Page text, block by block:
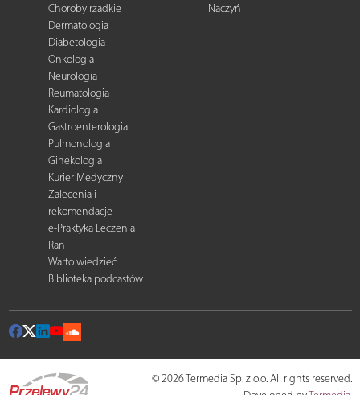
Choroby rzadkie
Dermatologia
Diabetologia
Onkologia
Neurologia
Reumatologia
Kardiologia
Gastroenterologia
Pulmonologia
Ginekologia
Kurier Medyczny
Zalecenia i
rekomendacje
e-Praktyka Leczenia
Ran
Warto wiedzieć
Biblioteka podcastów
Naczyń
© 2026 Termedia Sp. z o.o. All rights reserved.